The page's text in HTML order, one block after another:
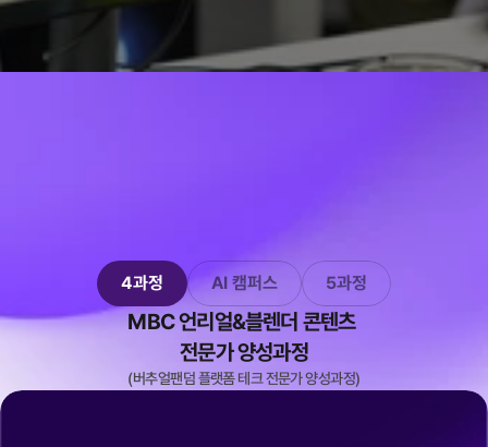
Let's chat
4과정
Let's chat
AI 캠퍼스
Let's chat
5과정
MBC 언리얼&블렌더 콘텐츠
전문가 양성과정
(버추얼팬덤 플랫폼 테크 전문가 양성과정)